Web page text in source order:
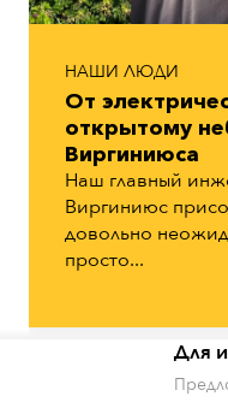
НАШИ ЛЮДИ
От
открытому
Виргиниюса
Наш главный
Виргиниюс
довольно
просто...
Для